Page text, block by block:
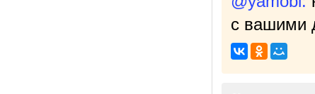
с вашими